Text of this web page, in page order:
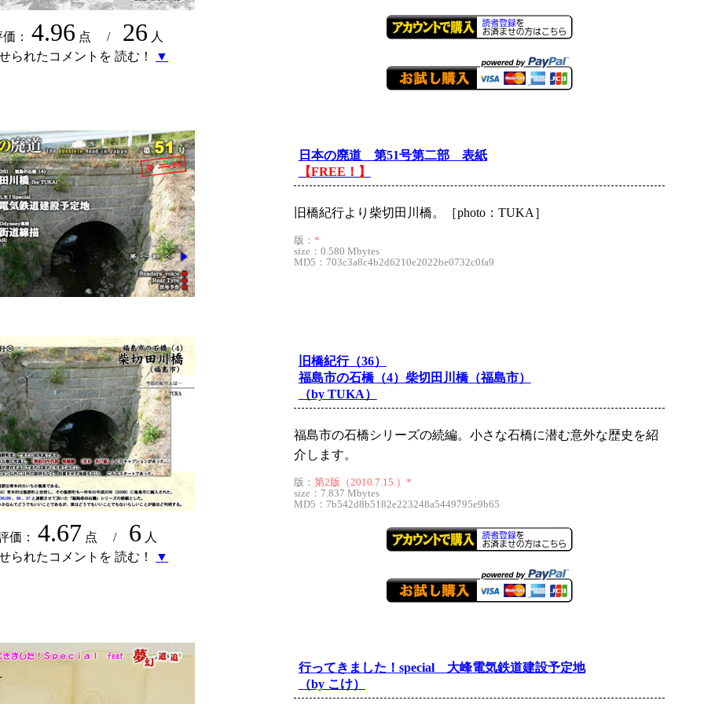
価：4.96 点 / 26 人
られたコメントを 読む！
▼
日本の廃道 第51号第二部 表紙
【FREE！】
旧橋紀行より柴切田川橋。［photo：TUKA］
版： *
size：0.580 Mbytes
MD5：703c3a8c4b2d6210e2022be0732c0fa9
価：4.67 点 / 6 人
られたコメントを 読む！
▼
旧橋紀行（36）
福島市の石橋（4）柴切田川橋（福島市）
（by TUKA）
福島市の石橋シリーズの続編。小さな石橋に潜む意外な歴史を紹
介します。
版： 第2版（2010.7.15.）*
size：7.837 Mbytes
MD5：7b542d8b5182e223248a5449795e9b65
行ってきました！special 大峰電気鉄道建設予定地
（by こけ）